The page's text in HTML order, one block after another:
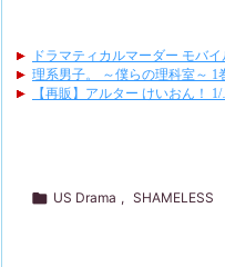
 US Drama , SHAMELESS